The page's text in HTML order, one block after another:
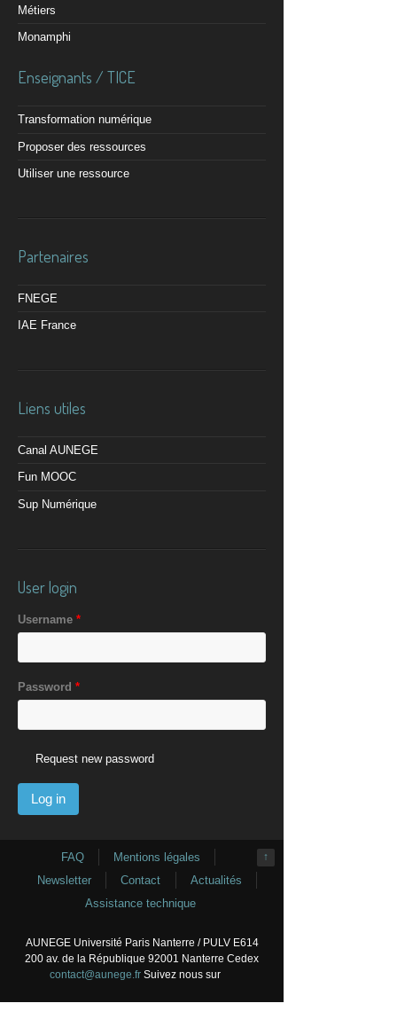
Métiers
Monamphi
Enseignants / TICE
Transformation numérique
Proposer des ressources
Utiliser une ressource
Partenaires
FNEGE
IAE France
Liens utiles
Canal AUNEGE
Fun MOOC
Sup Numérique
User login
Username *
Password *
Request new password
↑
FAQ
Mentions légales
Newsletter
Contact
Actualités
Assistance technique
AUNEGE Université Paris Nanterre / PULV E614
200 av. de la République 92001 Nanterre Cedex
contact@aunege.frSuivez nous sur